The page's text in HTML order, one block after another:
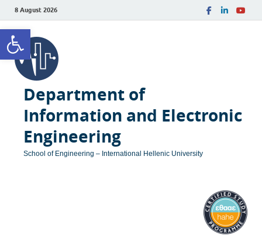
Open toolbar
8 August 2026
Department of
Information and Electronic
Engineering
School of Engineering – International Hellenic University